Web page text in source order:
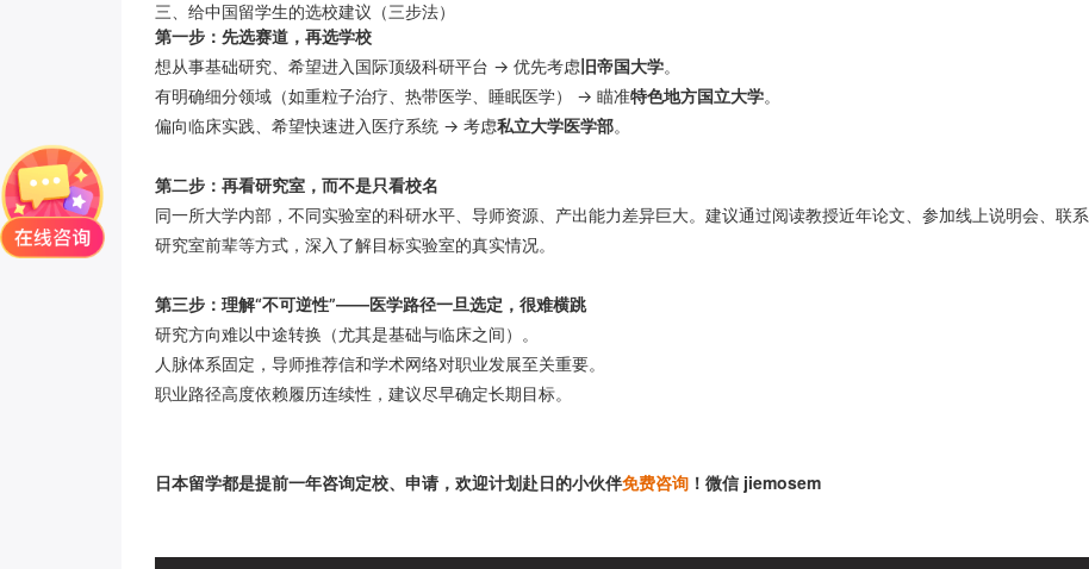
三、给中国留学生的选校建议（三步法）
第一步：先选赛道，再选学校
想从事基础研究、希望进入国际顶级科研平台 → 优先考虑 旧帝国大学。
有明确细分领域（如重粒子治疗、热带医学、睡眠医学） → 瞄准特色地方国立大学。
偏向临床实践、希望快速进入医疗系统 → 考虑私立大学医学部。
第二步：再看研究室，而不是只看校名
同一所大学内部，不同实验室的科研水平、导师资源、产出能力差异巨大。建议通过阅读教授近年论文、参加线上说明会、联系
研究室前辈等方式，深入了解目标实验室的真实情况。
第三步：理解“不可逆性”——医学路径一旦选定，很难横跳
研究方向难以中途转换（尤其是基础与临床之间）。
人脉体系固定，导师推荐信和学术网络对职业发展至关重要。
职业路径高度依赖履历连续性，建议尽早确定长期目标。
日本留学都是提前一年咨询定校、申请，欢迎计划赴日的小伙伴免费咨询 ！微信 jiemosem